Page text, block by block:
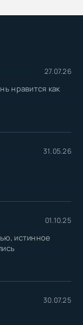
27.07.26
нравится как
31.05.26
01.10.25
истинное
30.07.25